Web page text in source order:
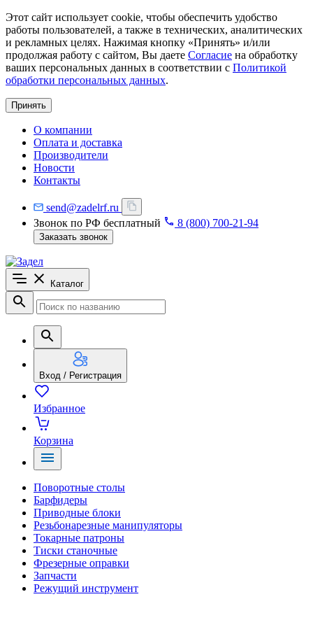
Этот сайт использует cookie, чтобы обеспечить удобство
работы пользователей, а также в технических, аналитических
и рекламных целях. Нажимая кнопку «Принять» и/или
продолжая работу с сайтом, Вы даете Согласие на обработку
ваших персональных данных в соответствии с Политикой
обработки персональных данных.
Принять
О компании
Оплата и доставка
Производители
Новости
Контакты
send@zadelrf.ru
Звонок по РФ бесплатный
8 (800) 700-21-94
Заказать звонок
Каталог
Вход / Регистрация
Избранное
Корзина
Поворотные столы
Барфидеры
Приводные блоки
Резьбонарезные манипуляторы
Токарные патроны
Тиски станочные
Фрезерные оправки
Запчасти
Режущий инструмент